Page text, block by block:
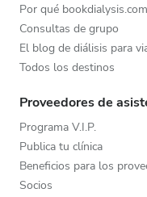
Por qué bookdialysis.com
Consultas de grupo
El blog de diálisis para
Todos los destinos
Proveedores de
Programa V.I.P.
Publica tu clínica
Beneficios para los
Socios